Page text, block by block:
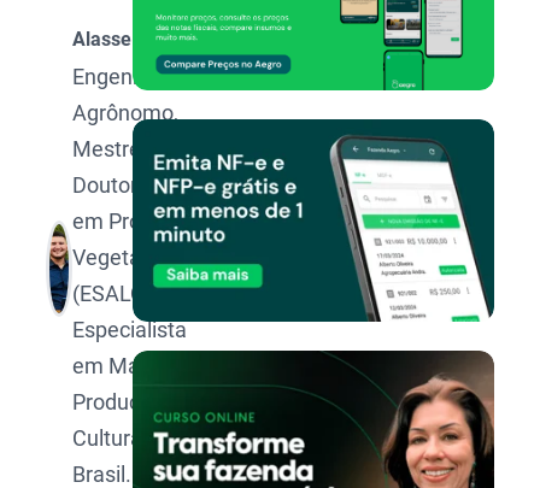
Alasse Oliveira
Engenheiro
Agrônomo,
Mestre e
Doutorando
em Produção
Vegetal pela
(ESALQ/USP).
Especialista
em Manejo e
Produção de
Culturas no
Brasil.